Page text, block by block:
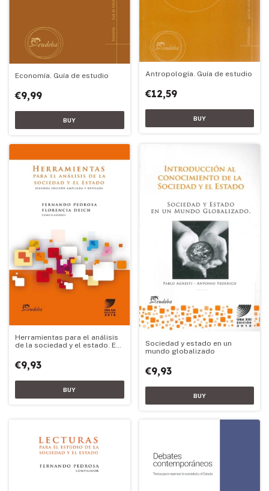
Economía. Guía de estudio
€9,99
Antropología. Guía de estudio
€12,59
Herramientas para el análisis
de la sociedad y el estado. Ed.
€9,93
Sociedad y estado en un
mundo globalizado
€9,93